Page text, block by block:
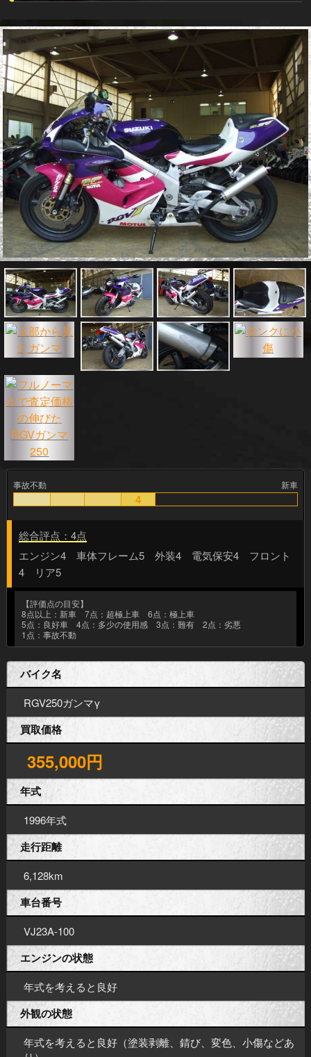
事故不動 新車
4
総合評点：4点
エンジン4 車体フレーム5 外装4 電気保安4 フロント
4 リア5
【評価点の目安】
8点以上：新車 7点：超極上車 6点：極上車
5点：良好車 4点：多少の使用感 3点：難有 2点：劣悪
1点：事故不動
バイク名
RGV250ガンマγ
買取価格
355,000円
年式
1996年式
走行距離
6,128km
車台番号
VJ23A-100
エンジンの状態
年式を考えると良好
外観の状態
年式を考えると良好（塗装剥離、錆び、変色、小傷などあ